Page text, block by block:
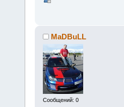
MaDBuLL
Сообщений: 0